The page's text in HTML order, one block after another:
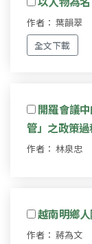
作者： 葉韻翠
全文下載
開羅會議
管」之政策過
作者： 林泉忠
越南明鄉
作者： 蔣為文